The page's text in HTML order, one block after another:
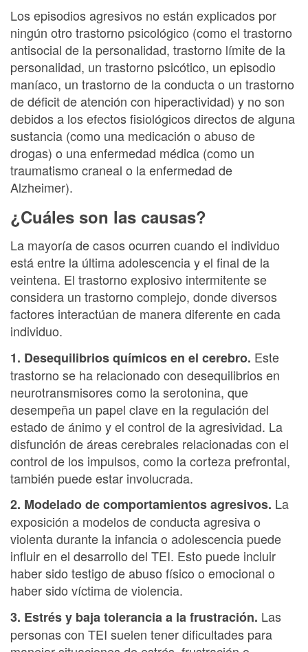
Los episodios agresivos no están explicados por
ningún otro trastorno psicológico (como el trastorno
antisocial de la personalidad, trastorno límite de la
personalidad, un trastorno psicótico, un episodio
maníaco, un trastorno de la conducta o un trastorno
de déficit de atención con hiperactividad) y no son
debidos a los efectos fisiológicos directos de alguna
sustancia (como una medicación o abuso de
drogas) o una enfermedad médica (como un
traumatismo craneal o la enfermedad de
Alzheimer).
¿Cuáles son las causas?
La mayoría de casos ocurren cuando el individuo
está entre la última adolescencia y el final de la
veintena. El trastorno explosivo intermitente se
considera un trastorno complejo, donde diversos
factores interactúan de manera diferente en cada
individuo.
1. Desequilibrios químicos en el cerebro. Este
trastorno se ha relacionado con desequilibrios en
neurotransmisores como la serotonina, que
desempeña un papel clave en la regulación del
estado de ánimo y el control de la agresividad. La
disfunción de áreas cerebrales relacionadas con el
control de los impulsos, como la corteza prefrontal,
también puede estar involucrada.
2. Modelado de comportamientos agresivos. La
exposición a modelos de conducta agresiva o
violenta durante la infancia o adolescencia puede
influir en el desarrollo del TEI. Esto puede incluir
haber sido testigo de abuso físico o emocional o
haber sido víctima de violencia.
3. Estrés y baja tolerancia a la frustración. Las
personas con TEI suelen tener dificultades para